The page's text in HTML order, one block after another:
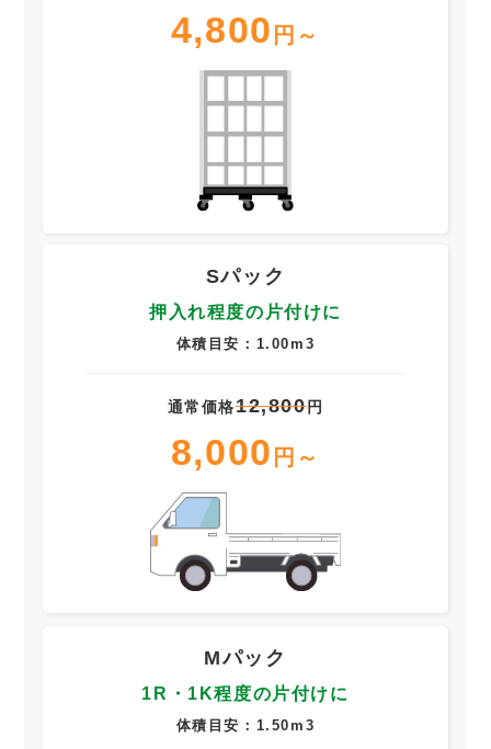
4,800 円～
Sパック
押入れ程度の片付けに
体積目安：1.00m3
通常価格12,800円
8,000 円～
Mパック
1R・1K程度の片付けに
体積目安：1.50m3